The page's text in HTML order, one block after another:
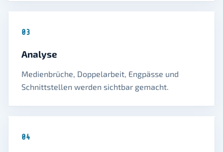
03
Analyse
Medienbrüche, Doppelarbeit, Engpässe und
Schnittstellen werden sichtbar gemacht.
04